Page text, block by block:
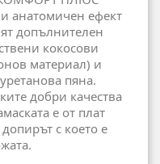
анатомичен ефект
допълнителен
кокосови
материал) и
пяна.
добри качества
е от плат
с което е